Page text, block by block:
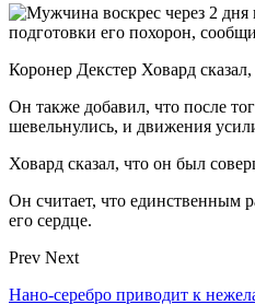
подготовки его похорон,
Коронер Декстер Ховард
Он также добавил, что после
шевельнулись, и движения
Ховард сказал, что он был
Он считает, что единственным
его сердце.
Prev Next
Нано-серебро приводит к